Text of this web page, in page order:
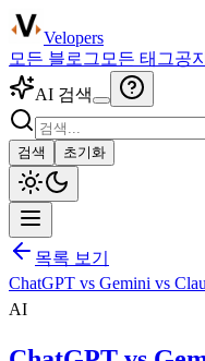
Velopers
모든 블로그 모든 태그공지
AI 검색
검색 초기화
목록 보기
ChatGPT vs Gemini vs
AI